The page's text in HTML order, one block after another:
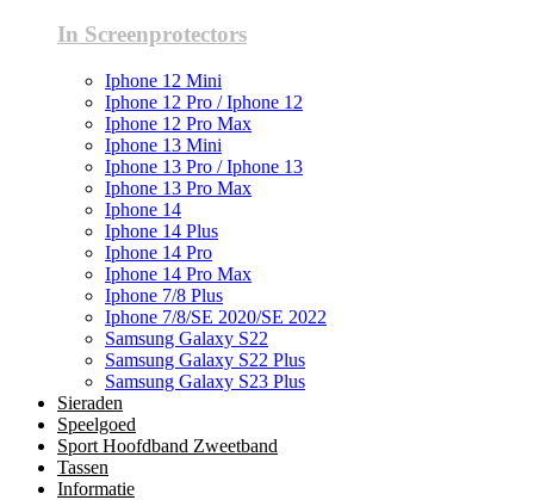
In Screenprotectors
Iphone 12 Mini
Iphone 12 Pro / Iphone 12
Iphone 12 Pro Max
Iphone 13 Mini
Iphone 13 Pro / Iphone 13
Iphone 13 Pro Max
Iphone 14
Iphone 14 Plus
Iphone 14 Pro
Iphone 14 Pro Max
Iphone 7/8 Plus
Iphone 7/8/SE 2020/SE 2022
Samsung Galaxy S22
Samsung Galaxy S22 Plus
Samsung Galaxy S23 Plus
Sieraden
Speelgoed
Sport Hoofdband Zweetband
Tassen
Informatie